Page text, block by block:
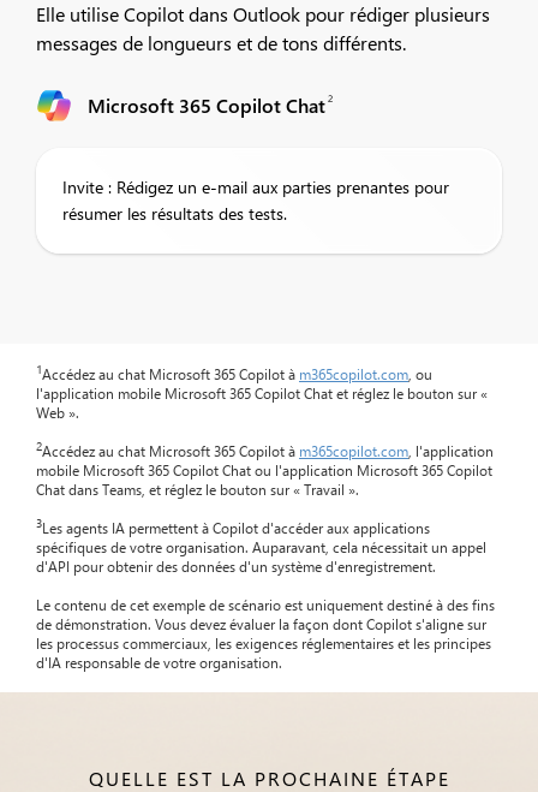
Elle utilise Copilot dans Outlook pour rédiger plusieurs
messages de longueurs et de tons différents.
Microsoft 365 Copilot Chat2
Invite : Rédigez un e-mail aux parties prenantes pour
résumer les résultats des tests.
1Accédez au chat Microsoft 365 Copilot à m365copilot.com , ou
l'application mobile Microsoft 365 Copilot Chat et réglez le bouton sur «
Web ».
2Accédez au chat Microsoft 365 Copilot à m365copilot.com , l'application
mobile Microsoft 365 Copilot Chat ou l'application Microsoft 365 Copilot
Chat dans Teams, et réglez le bouton sur « Travail ».
3Les agents IA permettent à Copilot d'accéder aux applications
spécifiques de votre organisation. Auparavant, cela nécessitait un appel
d'API pour obtenir des données d'un système d'enregistrement.
Le contenu de cet exemple de scénario est uniquement destiné à des fins
de démonstration. Vous devez évaluer la façon dont Copilot s'aligne sur
les processus commerciaux, les exigences réglementaires et les principes
d'IA responsable de votre organisation.
QUELLE EST LA PROCHAINE ÉTAPE